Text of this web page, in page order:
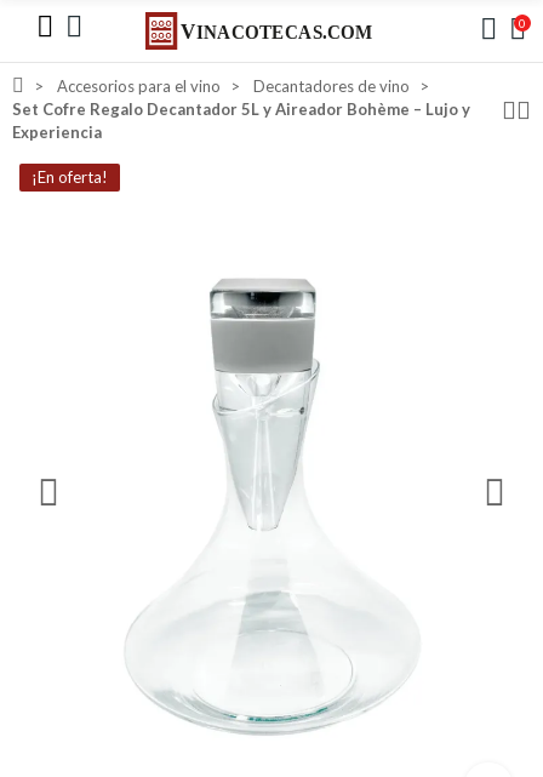
0
Accesorios para el vino
Decantadores de vino
Set Cofre Regalo Decantador 5L y Aireador Bohème – Lujo y
Experiencia
¡En oferta!